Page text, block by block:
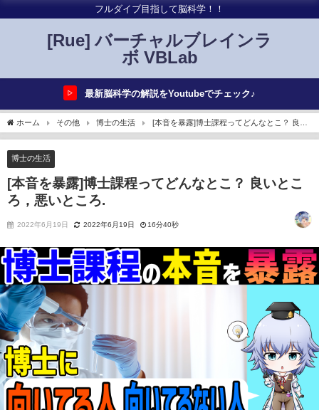
フルダイブ目指して脳科学！！
[Rue] バーチャルブレインラ
ボ VBLab
▷ 最新脳科学の解説をYoutubeでチェック♪
ホーム その他 博士の生活
[本音を暴露]博士課程ってどんなとこ？ 良い
ところ，悪いところ.
博士の生活
[本音を暴露]博士課程ってどんなとこ？ 良いとこ
ろ，悪いところ.
2022年6月19日 2022年6月19日 16分40秒